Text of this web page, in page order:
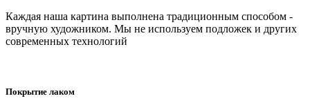
Каждая наша картина выполнена традиционным способом -
вручную художником. Мы не используем подложек и других
современных технологий
Покрытие лаком